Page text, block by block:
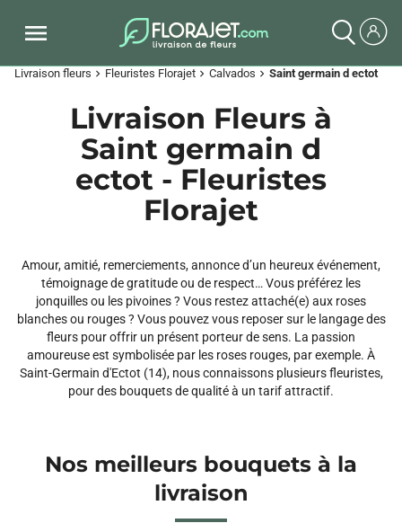
Livraison fleurs chevron_right Fleuristes Florajet chevron_right Calvados chevron_right Saint germain d ectot
Livraison Fleurs à
Saint germain d
ectot - Fleuristes
Florajet
Amour, amitié, remerciements, annonce d’un heureux événement,
témoignage de gratitude ou de respect… Vous préférez les
jonquilles ou les pivoines ? Vous restez attaché(e) aux roses
blanches ou rouges ? Vous pouvez vous reposer sur le langage des
fleurs pour offrir un présent porteur de sens. La passion
amoureuse est symbolisée par les roses rouges, par exemple. À
Saint-Germain d'Ectot (14), nous connaissons plusieurs fleuristes,
pour des bouquets de qualité à un tarif attractif.
Nos meilleurs bouquets à la
livraison